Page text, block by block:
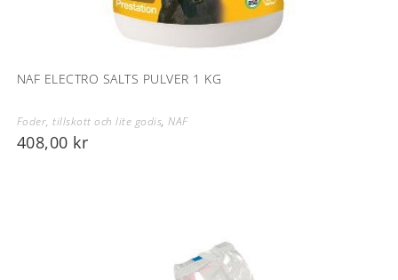
NAF ELECTRO SALTS PULVER 1 KG
Foder, tillskott och lite godis,NAF
408,00 kr